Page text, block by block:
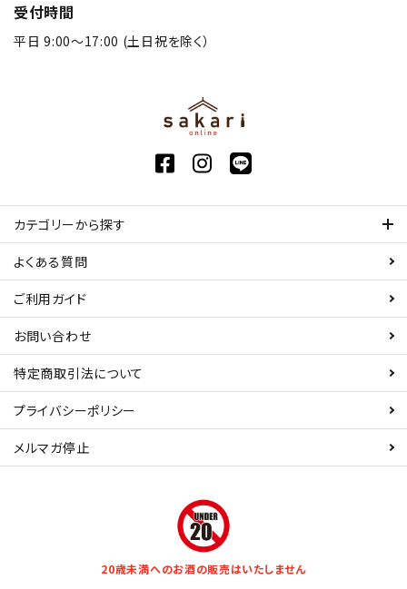
受付時間
平日 9:00〜17:00 (土日祝を除く）
カテゴリーから探す
よくある質問
ご利用ガイド
お問い合わせ
特定商取引法について
プライバシーポリシー
メルマガ停止
20歳未満へのお酒の販売はいたしません